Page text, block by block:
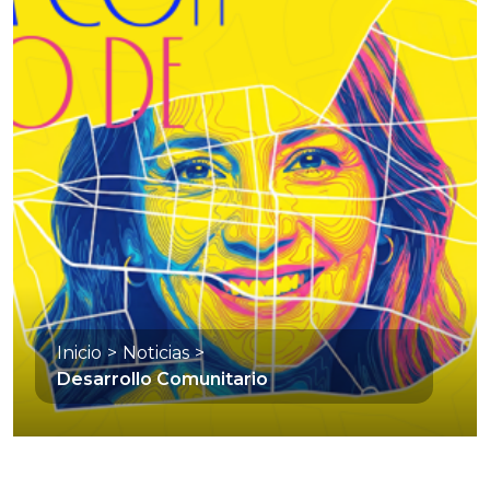
Inicio > Noticias >
Desarrollo Comunitario